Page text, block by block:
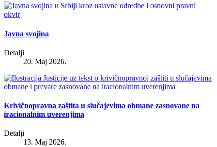
Javna svojina
Detalji
20. Maj 2026.
Krivičnopravna zaštita u slučajevima obmane zasnovane na
iracionalnim uverenjima
Detalji
13. Maj 2026.